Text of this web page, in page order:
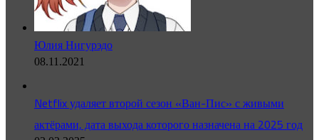
Юлия Нигурэдо
08.11.2021
Netflix удаляет второй сезон «Ван-Пис» с живыми
актёрами, дата выхода которого назначена на 2025 год